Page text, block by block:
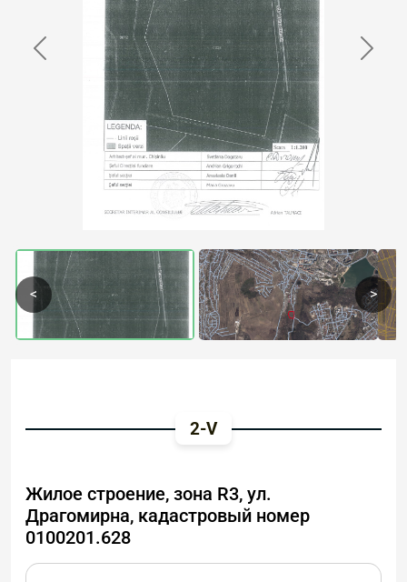
Previous Next
< >
2-V
Жилое строение, зона R3, ул.
Драгомирна, кадастровый номер
0100201.628